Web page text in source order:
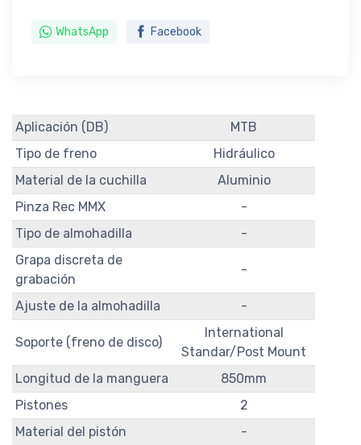
WhatsApp Facebook
Aplicación (DB)
MTB
Tipo de freno
Hidráulico
Material de la cuchilla
Aluminio
Pinza Rec MMX
-
Tipo de almohadilla
-
Grapa discreta de
grabación
-
Ajuste de la almohadilla -
Soporte (freno de disco)
International
Standar/Post Mount
Longitud de la manguera
850mm
Pistones
2
Material del pistón
-